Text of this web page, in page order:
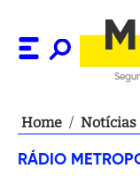
Home / Notícias
RÁDIO